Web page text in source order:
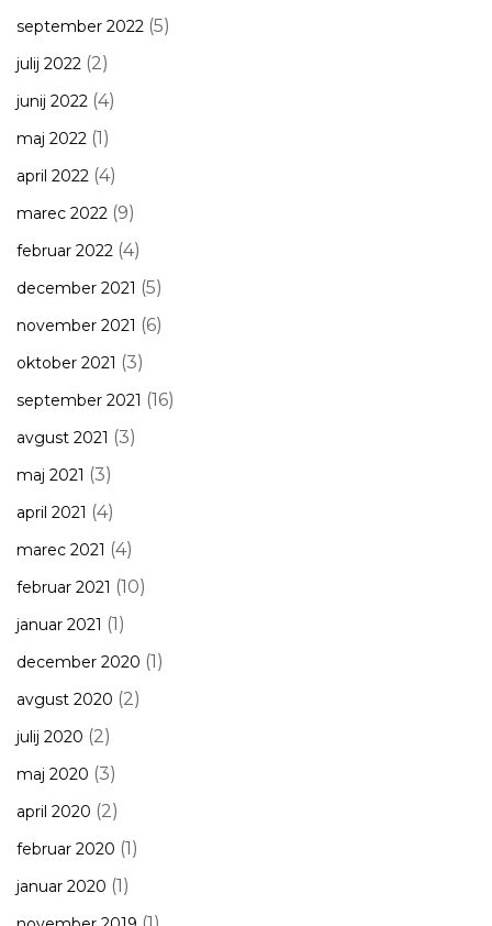
september 2022 (5)
julij 2022 (2)
junij 2022 (4)
maj 2022 (1)
april 2022 (4)
marec 2022 (9)
februar 2022 (4)
december 2021 (5)
november 2021 (6)
oktober 2021 (3)
september 2021 (16)
avgust 2021 (3)
maj 2021 (3)
april 2021 (4)
marec 2021 (4)
februar 2021 (10)
januar 2021 (1)
december 2020 (1)
avgust 2020 (2)
julij 2020 (2)
maj 2020 (3)
april 2020 (2)
februar 2020 (1)
januar 2020 (1)